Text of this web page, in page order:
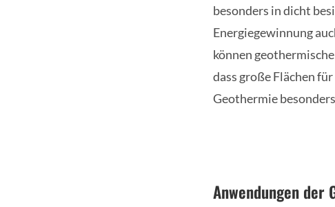
besonders in dicht
Energiegewinnung
können
dass große Flächen
Geothermie
Anwendungen der